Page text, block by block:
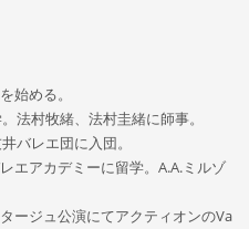
始める。
法村牧緒、法村圭緒に師事。
バレエ団に入団。
エアカデミーに留学。A.A.ミルゾ
ージュ公演にてアクティオンのVa